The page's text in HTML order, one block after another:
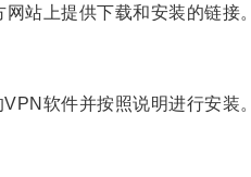
上提供下载和安装的链接。
软件并按照说明进行安装。